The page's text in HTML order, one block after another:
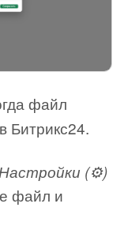
файл
Битрикс24.
Настройки (⚙️)
файл и